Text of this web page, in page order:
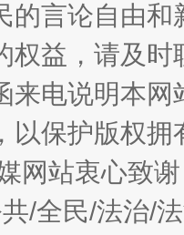
的言论自由
权益，请及
来电说明本
以保护版权
网站衷心致
/全民/法治/